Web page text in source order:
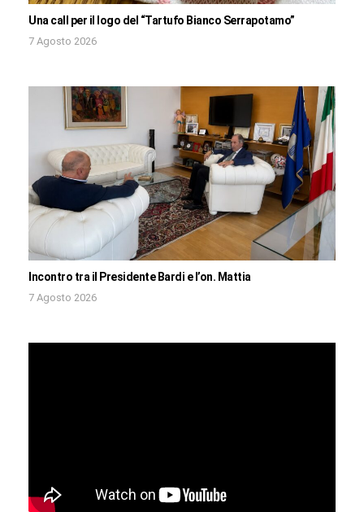
Una call per il logo del “Tartufo Bianco Serrapotamo”
7 Agosto 2026
Incontro tra il Presidente Bardi e l’on. Mattia
7 Agosto 2026